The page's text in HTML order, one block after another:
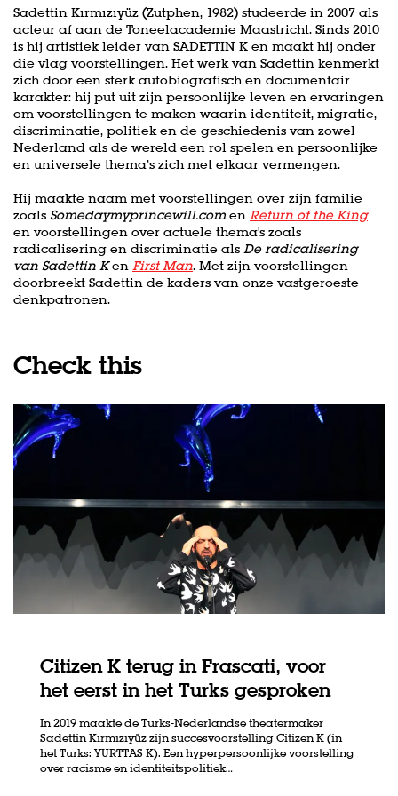
Sadettin Kırmızıyüz (Zutphen, 1982) studeerde in 2007 als
acteur af aan de Toneelacademie Maastricht. Sinds 2010
is hij artistiek leider van SADETTIN K en maakt hij onder
die vlag voorstellingen. Het werk van Sadettin kenmerkt
zich door een sterk autobiografisch en documentair
karakter: hij put uit zijn persoonlijke leven en ervaringen
om voorstellingen te maken waarin identiteit, migratie,
discriminatie, politiek en de geschiedenis van zowel
Nederland als de wereld een rol spelen en persoonlijke
en universele thema’s zich met elkaar vermengen.
Hij maakte naam met voorstellingen over zijn familie
zoals Somedaymyprincewill.com en Return of the King
en voorstellingen over actuele thema's zoals
radicalisering en discriminatie als De radicalisering
van Sadettin Ken First Man. Met zijn voorstellingen
doorbreekt Sadettin de kaders van onze vastgeroeste
denkpatronen.
Check this
Citizen K terug in Frascati, voor
het eerst in het Turks gesproken
In 2019 maakte de Turks-Nederlandse theatermaker
Sadettin Kırmızıyüz zijn succesvoorstelling Citizen K (in
het Turks: YURTTAS K). Een hyperpersoonlijke voorstelling
over racisme en identiteitspolitiek…
Zoom
in